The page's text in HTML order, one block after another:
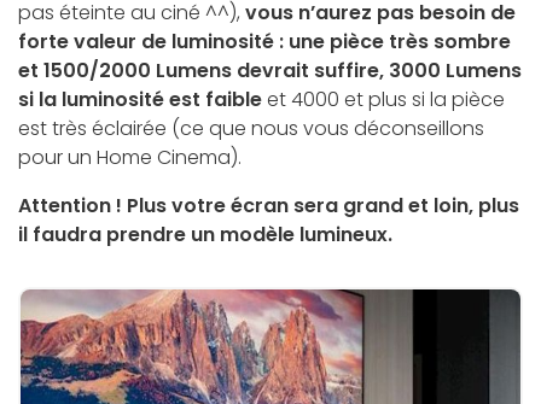
pas éteinte au ciné ^^), vous n’aurez pas besoin de
forte valeur de luminosité : une pièce très sombre
et 1500/2000 Lumens devrait suffire, 3000 Lumens
si la luminosité est faibleet 4000 et plus si la pièce
est très éclairée (ce que nous vous déconseillons
pour un Home Cinema).
Attention ! Plus votre écran sera grand et loin, plus
il faudra prendre un modèle lumineux.